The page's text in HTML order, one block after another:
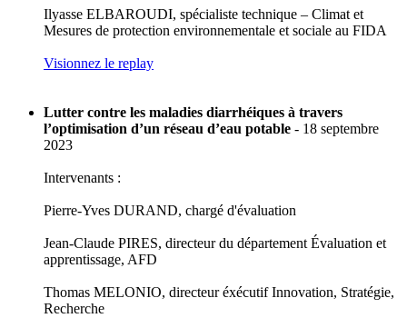
Ilyasse ELBAROUDI, spécialiste technique – Climat et
Mesures de protection environnementale et sociale au FIDA
Visionnez le replay
Lutter contre les maladies diarrhéiques à travers
l’optimisation d’un réseau d’eau potable - 18 septembre
2023
Intervenants :
Pierre-Yves DURAND, chargé d'évaluation
Jean-Claude PIRES, directeur du département Évaluation et
apprentissage, AFD
Thomas MELONIO, directeur éxécutif Innovation, Stratégie,
Recherche